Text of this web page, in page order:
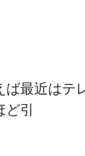
ば最近はテ
ど引